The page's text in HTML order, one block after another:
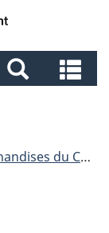
et
du Canada